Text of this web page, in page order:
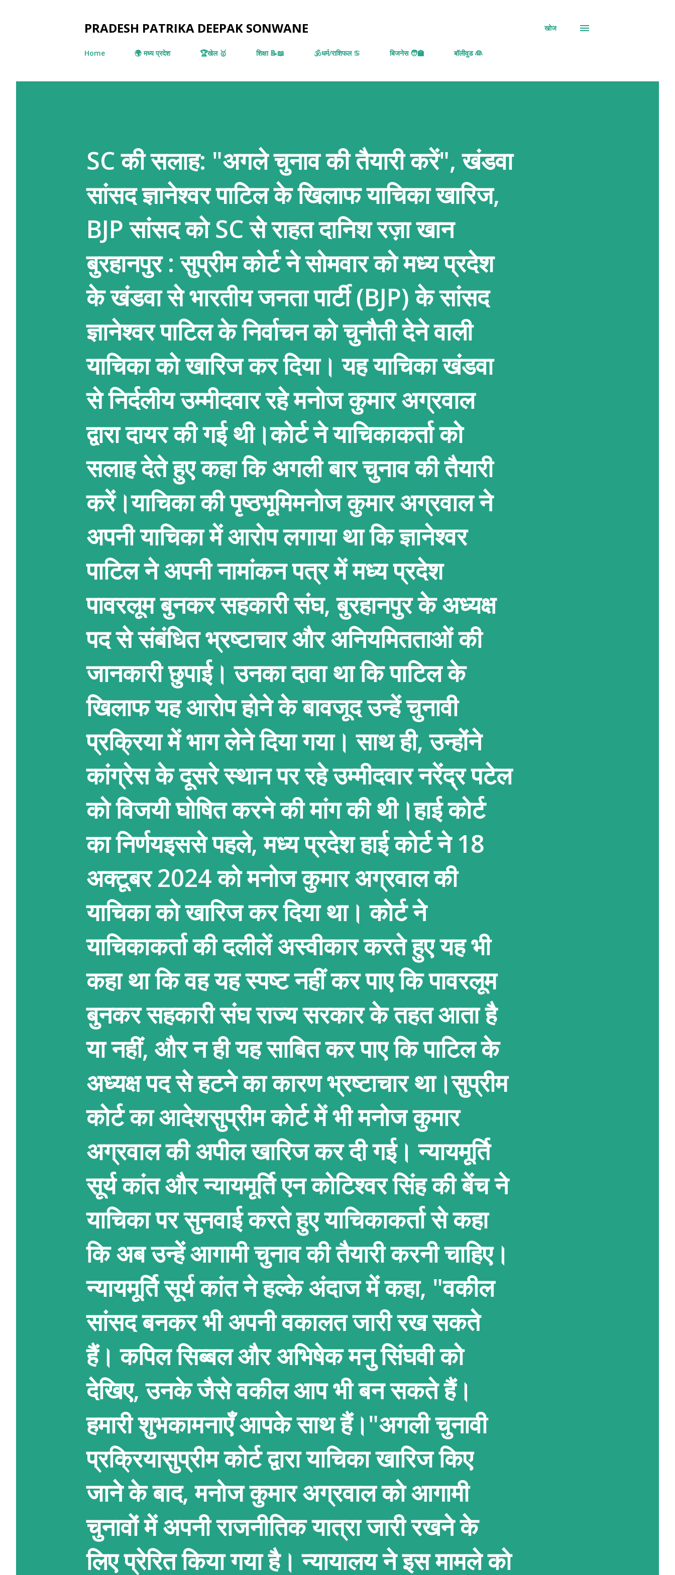
PRADESH PATRIKA DEEPAK SONWANE खोज
Home 🌍 मध्य प्रदेश 🏆खेल 🥇 शिक्षा 📝📖 🕉️धर्म/राशिफल ♋ बिजनेस 🧑‍🏫 बॉलीवुड 👰
SC की सलाह: "अगले चुनाव की तैयारी करें", खंडवा
सांसद ज्ञानेश्वर पाटिल के खिलाफ याचिका खारिज,
BJP सांसद को SC से राहत दानिश रज़ा खान
बुरहानपुर : सुप्रीम कोर्ट ने सोमवार को मध्य प्रदेश
के खंडवा से भारतीय जनता पार्टी (BJP) के सांसद
ज्ञानेश्वर पाटिल के निर्वाचन को चुनौती देने वाली
याचिका को खारिज कर दिया। यह याचिका खंडवा
से निर्दलीय उम्मीदवार रहे मनोज कुमार अग्रवाल
द्वारा दायर की गई थी।कोर्ट ने याचिकाकर्ता को
सलाह देते हुए कहा कि अगली बार चुनाव की तैयारी
करें।याचिका की पृष्ठभूमिमनोज कुमार अग्रवाल ने
अपनी याचिका में आरोप लगाया था कि ज्ञानेश्वर
पाटिल ने अपनी नामांकन पत्र में मध्य प्रदेश
पावरलूम बुनकर सहकारी संघ, बुरहानपुर के अध्यक्ष
पद से संबंधित भ्रष्टाचार और अनियमितताओं की
जानकारी छुपाई। उनका दावा था कि पाटिल के
खिलाफ यह आरोप होने के बावजूद उन्हें चुनावी
प्रक्रिया में भाग लेने दिया गया। साथ ही, उन्होंने
कांग्रेस के दूसरे स्थान पर रहे उम्मीदवार नरेंद्र पटेल
को विजयी घोषित करने की मांग की थी।हाई कोर्ट
का निर्णयइससे पहले, मध्य प्रदेश हाई कोर्ट ने 18
अक्टूबर 2024 को मनोज कुमार अग्रवाल की
याचिका को खारिज कर दिया था। कोर्ट ने
याचिकाकर्ता की दलीलें अस्वीकार करते हुए यह भी
कहा था कि वह यह स्पष्ट नहीं कर पाए कि पावरलूम
बुनकर सहकारी संघ राज्य सरकार के तहत आता है
या नहीं, और न ही यह साबित कर पाए कि पाटिल के
अध्यक्ष पद से हटने का कारण भ्रष्टाचार था।सुप्रीम
कोर्ट का आदेशसुप्रीम कोर्ट में भी मनोज कुमार
अग्रवाल की अपील खारिज कर दी गई। न्यायमूर्ति
सूर्य कांत और न्यायमूर्ति एन कोटिश्वर सिंह की बेंच ने
याचिका पर सुनवाई करते हुए याचिकाकर्ता से कहा
कि अब उन्हें आगामी चुनाव की तैयारी करनी चाहिए।
न्यायमूर्ति सूर्य कांत ने हल्के अंदाज में कहा, "वकील
सांसद बनकर भी अपनी वकालत जारी रख सकते
हैं। कपिल सिब्बल और अभिषेक मनु सिंघवी को
देखिए, उनके जैसे वकील आप भी बन सकते हैं।
हमारी शुभकामनाएँ आपके साथ हैं।"अगली चुनावी
प्रक्रियासुप्रीम कोर्ट द्वारा याचिका खारिज किए
जाने के बाद, मनोज कुमार अग्रवाल को आगामी
चुनावों में अपनी राजनीतिक यात्रा जारी रखने के
लिए प्रेरित किया गया है। न्यायालय ने इस मामले को